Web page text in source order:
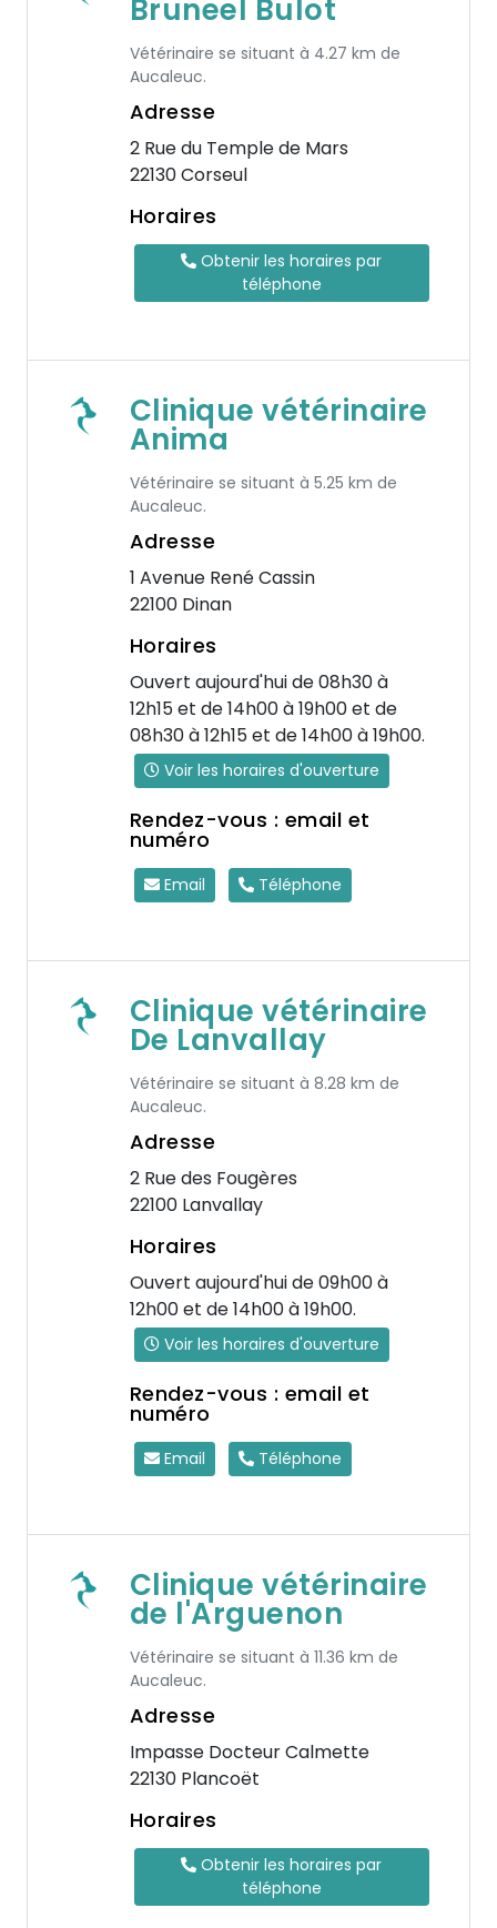
Bruneel Bulot
Vétérinaire se situant à 4.27 km de
Aucaleuc.
Adresse
2 Rue du Temple de Mars
22130 Corseul
Horaires
Obtenir les horaires par
téléphone
Clinique vétérinaire
Anima
Vétérinaire se situant à 5.25 km de
Aucaleuc.
Adresse
1 Avenue René Cassin
22100 Dinan
Horaires
Ouvert aujourd'hui de 08h30 à
12h15 et de 14h00 à 19h00 et de
08h30 à 12h15 et de 14h00 à 19h00.
Voir les horaires d'ouverture
Rendez-vous : email et
numéro
Email Téléphone
Clinique vétérinaire
De Lanvallay
Vétérinaire se situant à 8.28 km de
Aucaleuc.
Adresse
2 Rue des Fougères
22100 Lanvallay
Horaires
Ouvert aujourd'hui de 09h00 à
12h00 et de 14h00 à 19h00.
Voir les horaires d'ouverture
Rendez-vous : email et
numéro
Email Téléphone
Clinique vétérinaire
de l'Arguenon
Vétérinaire se situant à 11.36 km de
Aucaleuc.
Adresse
Impasse Docteur Calmette
22130 Plancoët
Horaires
Obtenir les horaires par
téléphone